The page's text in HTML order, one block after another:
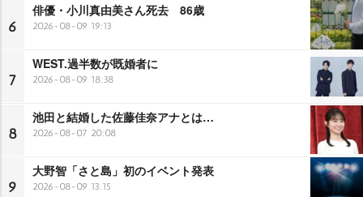
6
俳優・小川真由美さん死去 86歳
2026-08-09 19:13
7
WEST.過半数が既婚者に
2026-08-09 18:38
8
池田と結婚した佐藤佳奈アナとは…
2026-08-07 20:08
9
大野智「さと島」初のイベント発表
2026-08-09 13:15